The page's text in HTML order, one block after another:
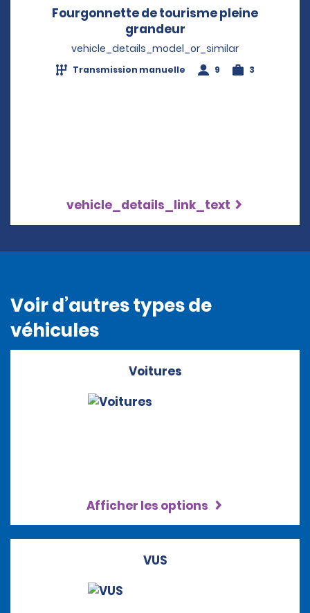
Fourgonnette de tourisme pleine
grandeur
vehicle_details_model_or_similar
Transmission manuelle 9 3
vehicle_details_link_text
Voir d’autres types de
véhicules
Voitures
Afficher les options
VUS